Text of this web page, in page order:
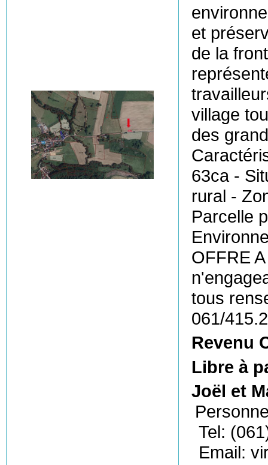
et
de la
village
des
63ca -
rural -
Parcelle
OFFRE
tous
061/
Revenu
Libre à
Joël et
Tel:
Email: